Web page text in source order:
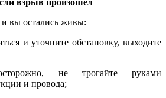
взрыв произошел
вы остались живы:
и уточните обстановку, выходите
не трогайте руками
и провода;